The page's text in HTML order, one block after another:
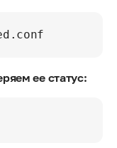
ее статус: